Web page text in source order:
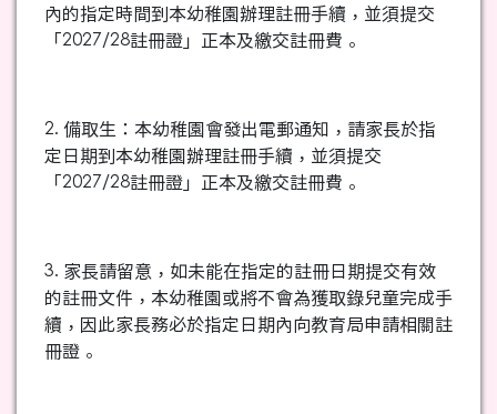
內的指定時間到本幼稚園辦理註冊手續，並須提交
「2027/28註冊證」正本及繳交註冊費。
2. 備取生：本幼稚園會發出電郵通知，請家長於指
定日期到本幼稚園辦理註冊手續，並須提交
「2027/28註冊證」正本及繳交註冊費。
3. 家長請留意，如未能在指定的註冊日期提交有效
的註冊文件，本幼稚園或將不會為獲取錄兒童完成手
續，因此家長務必於指定日期內向教育局申請相關註
冊證。